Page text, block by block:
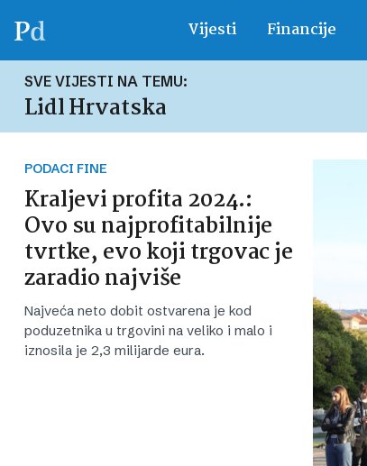
Vijesti Financije
SVE VIJESTI NA TEMU:
Lidl Hrvatska
PODACI FINE
Kraljevi profita 2024.:
Ovo su najprofitabilnije
tvrtke, evo koji trgovac je
zaradio najviše
Najveća neto dobit ostvarena je kod
poduzetnika u trgovini na veliko i malo i
iznosila je 2,3 milijarde eura.